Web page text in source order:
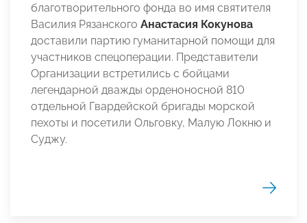
благотворительного фонда во имя святителя
Василия Рязанского Анастасия Кокунова
доставили партию гуманитарной помощи для
участников спецоперации. Представители
Организации встретились с бойцами
легендарной дважды орденоносной 810
отдельной Гвардейской бригады морской
пехоты и посетили Ольговку, Малую Локню и
Суджу.